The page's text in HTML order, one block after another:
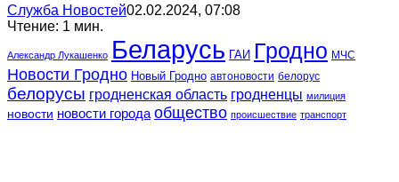
Служба Новостей02.02.2024, 07:08
Чтение: 1 мин.
Александр Лукашенко Беларусь ГАИ Гродно МЧС
Новости Гродно Новый Гродно автоновости белорус
белорусы гродненская область гродненцы милиция
новости новости города общество происшествие транспорт